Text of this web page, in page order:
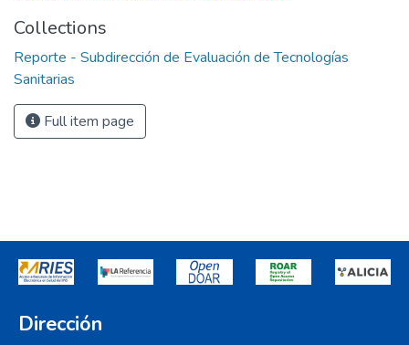
Collections
Reporte - Subdirección de Evaluación de Tecnologías
Sanitarias
Full item page
Dirección